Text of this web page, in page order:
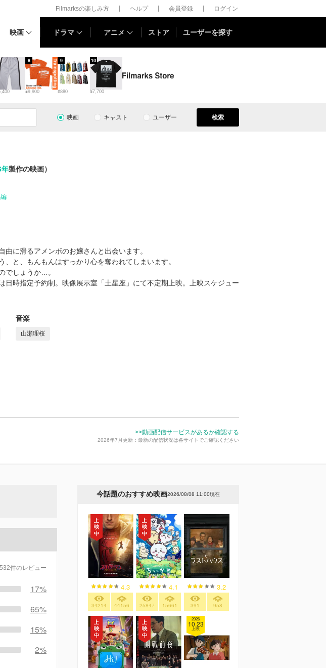
Filmarksの楽しみ方 ヘルプ 会員登録 ログイン
映画 ドラマ アニメ ストア ユーザーを探す
¥9,900
8
¥880
9
¥7,700
10
映画 キャスト ユーザー 検索
年製作の映画）
に滑るアメンボのお嬢さんと出会います。
、と、もんもんはすっかり心を奪われてしまいます。
でしょうか…。
時指定予約制。映像展示室「土星座」にて不定期上映。上映スケジュー
音楽
山瀬理桜
>>動画配信サービスがあるか確認する
2026年7月更新：最新の配信状況は各サイトでご確認ください
件のレビュー
17%
65%
15%
2%
今話題のおすすめ映画2026/08/08 11:00現在
4.3
34214 44156
4.1
25847 15661
3.2
391 958
2026
10.23
上映